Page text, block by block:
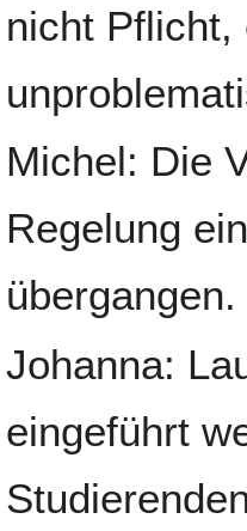
nicht Pflicht,
Michel: Die
Regelung
übergangen.
Johanna:
eingeführt